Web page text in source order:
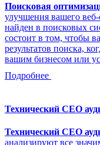
Поисковая
улучшения вашего
найден в поисковых
состоит в том, чтобы
результатов поиска,
вашим бизнесом или
Подробнее
Технический СЕО
Технический СЕО
анализируют все